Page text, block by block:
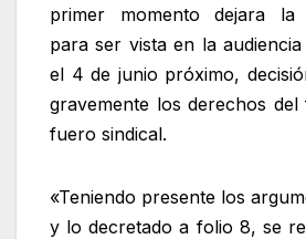
primer momento dejara la
para ser vista en la
el 4 de junio próximo,
gravemente los derechos
fuero sindical.
«Teniendo presente los
y lo decretado a folio 8, se